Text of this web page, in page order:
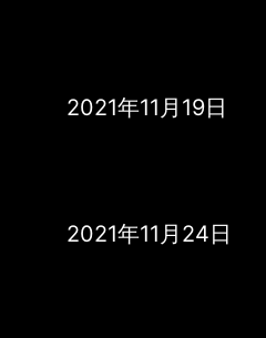
2021年11月19日
2021年11月24日